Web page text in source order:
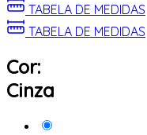
TABELA DE MEDIDAS
TABELA DE MEDIDAS
Cor:
Cinza